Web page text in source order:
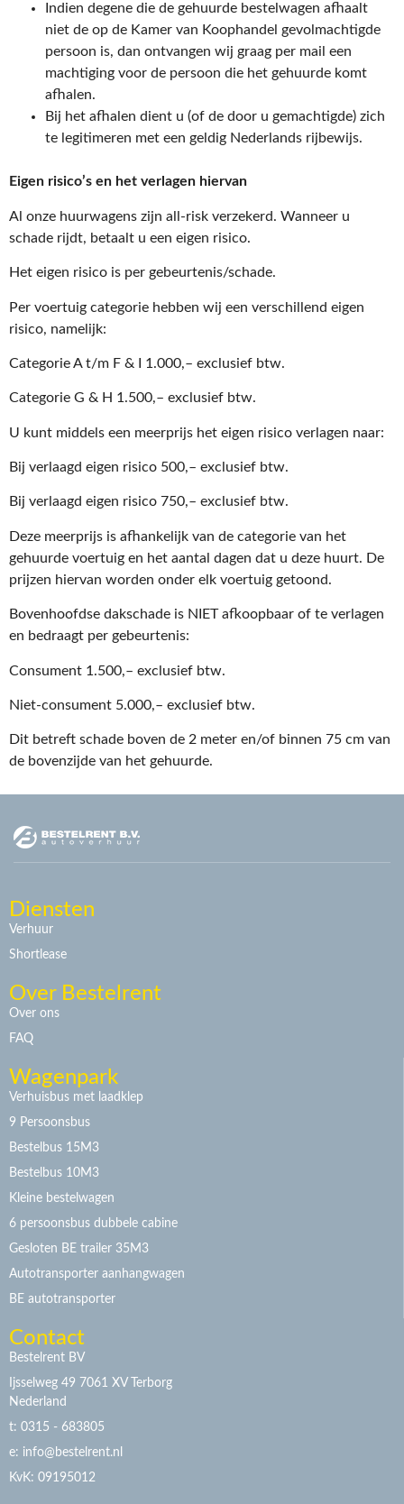
Indien degene die de gehuurde bestelwagen afhaalt
niet de op de Kamer van Koophandel gevolmachtigde
persoon is, dan ontvangen wij graag per mail een
machtiging voor de persoon die het gehuurde komt
afhalen.
Bij het afhalen dient u (of de door u gemachtigde) zich
te legitimeren met een geldig Nederlands rijbewijs.
Eigen risico’s en het verlagen hiervan
Al onze huurwagens zijn all-risk verzekerd. Wanneer u
schade rijdt, betaalt u een eigen risico.
Het eigen risico is per gebeurtenis/schade.
Per voertuig categorie hebben wij een verschillend eigen
risico, namelijk:
Categorie A t/m F & I 1.000,– exclusief btw.
Categorie G & H 1.500,– exclusief btw.
U kunt middels een meerprijs het eigen risico verlagen naar:
Bij verlaagd eigen risico 500,– exclusief btw.
Bij verlaagd eigen risico 750,– exclusief btw.
Deze meerprijs is afhankelijk van de categorie van het
gehuurde voertuig en het aantal dagen dat u deze huurt. De
prijzen hiervan worden onder elk voertuig getoond.
Bovenhoofdse dakschade is NIET afkoopbaar of te verlagen
en bedraagt per gebeurtenis:
Consument 1.500,– exclusief btw.
Niet-consument 5.000,– exclusief btw.
Dit betreft schade boven de 2 meter en/of binnen 75 cm van
de bovenzijde van het gehuurde.
Diensten
Verhuur
Shortlease
Over Bestelrent
Over ons
FAQ
Wagenpark
Verhuisbus met laadklep
9 Persoonsbus
Bestelbus 15M3
Bestelbus 10M3
Kleine bestelwagen
6 persoonsbus dubbele cabine
Gesloten BE trailer 35M3
Autotransporter aanhangwagen
BE autotransporter
Contact
Bestelrent BV
Ijsselweg 49 7061 XV Terborg
Nederland
t: 0315 - 683805
e: info@bestelrent.nl
KvK: 09195012